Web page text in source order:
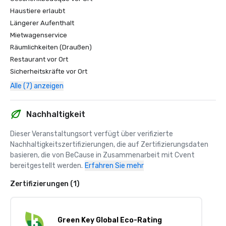
Haustiere erlaubt
Längerer Aufenthalt
Mietwagenservice
Räumlichkeiten (Draußen)
Restaurant vor Ort
Sicherheitskräfte vor Ort
Alle (7) anzeigen
Nachhaltigkeit
Dieser Veranstaltungsort verfügt über verifizierte
Nachhaltigkeitszertifizierungen, die auf Zertifizierungsdaten
basieren, die von BeCause in Zusammenarbeit mit Cvent
bereitgestellt werden. Erfahren Sie mehr
Zertifizierungen (1)
Green Key Global Eco-Rating